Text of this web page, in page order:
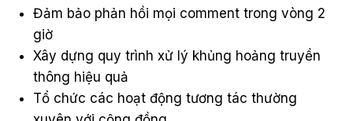
Đảm bảo phản hồi mọi comment trong vòng 2
giờ
Xây dựng quy trình xử lý khủng hoảng truyền
thông hiệu quả
Tổ chức các hoạt động tương tác thường